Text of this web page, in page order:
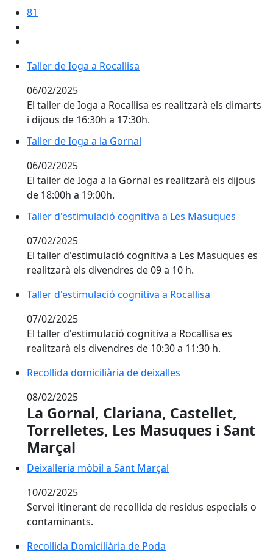
81
Taller de Ioga a Rocallisa
Taller de Ioga a Rocallisa
06/02/2025
El taller de Ioga a Rocallisa es realitzarà els dimarts
i dijous de 16:30h a 17:30h.
Taller de Ioga a la Gornal
Taller de Ioga a la Gornal
06/02/2025
El taller de Ioga a la Gornal es realitzarà els dijous
de 18:00h a 19:00h.
Taller d'estimulació cognitiva a Les Masuques
Taller d'estimulació cognitiva a Les Masuques
07/02/2025
El taller d'estimulació cognitiva a Les Masuques es
realitzarà els divendres de 09 a 10 h.
Taller d'estimulació cognitiva a Rocallisa
Taller d'estimulació cognitiva a Rocallisa
07/02/2025
El taller d'estimulació cognitiva a Rocallisa es
realitzarà els divendres de 10:30 a 11:30 h.
Recollida domiciliària de deixalles
Recollida domiciliària de deixalles
08/02/2025
La Gornal, Clariana, Castellet,
Torrelletes, Les Masuques i Sant
Marçal
Deixalleria mòbil a Sant Marçal
Deixalleria mòbil a Sant Marçal
10/02/2025
Servei itinerant de recollida de residus especials o
contaminants.
Recollida Domiciliària de Poda
Recollida Domiciliària de Poda